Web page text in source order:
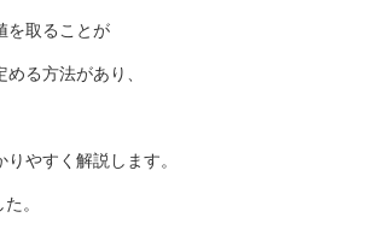
取ることが
る方法があり、
やすく解説します。
。